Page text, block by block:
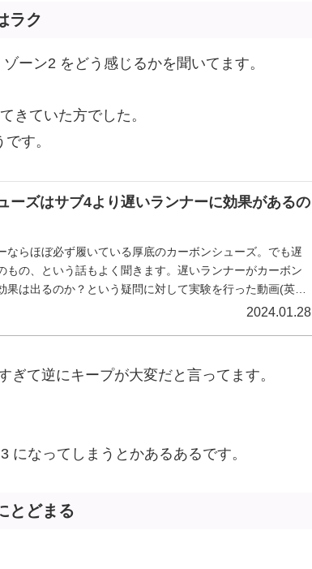
ラク
ーン2 をどう感じるかを聞いてます。
きていた方でした。
す。
ーズはサブ4より遅いランナーに効果があるの
ならほぼ必ず履いている厚底のカーボンシューズ。でも遅
もの、という話もよく聞きます。遅いランナーがカーボン
果は出るのか？という疑問に対して実験を行った動画(英語)
2024.01.28
て逆にキープが大変だと言ってます。
になってしまうとかあるあるです。
とどまる